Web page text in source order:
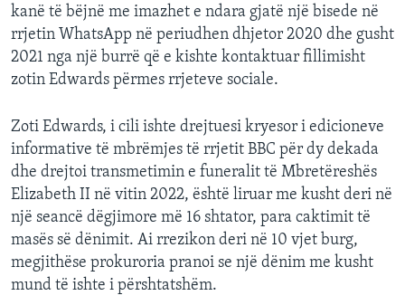
kanë të bëjnë me imazhet e ndara gjatë një bisede në
rrjetin WhatsApp në periudhen dhjetor 2020 dhe gusht
2021 nga një burrë që e kishte kontaktuar fillimisht
zotin Edwards përmes rrjeteve sociale.
Zoti Edwards, i cili ishte drejtuesi kryesor i edicioneve
informative të mbrëmjes të rrjetit BBC për dy dekada
dhe drejtoi transmetimin e funeralit të Mbretëreshës
Elizabeth II në vitin 2022, është liruar me kusht deri në
një seancë dëgjimore më 16 shtator, para caktimit të
masës së dënimit. Ai rrezikon deri në 10 vjet burg,
megjithëse prokuroria pranoi se një dënim me kusht
mund të ishte i përshtatshëm.